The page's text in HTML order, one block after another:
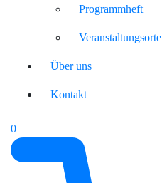
Programmheft
Veranstaltungsorte
Über uns
Kontakt
0